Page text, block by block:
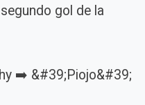
gol de la
➡️ &#39;Piojo&#39;